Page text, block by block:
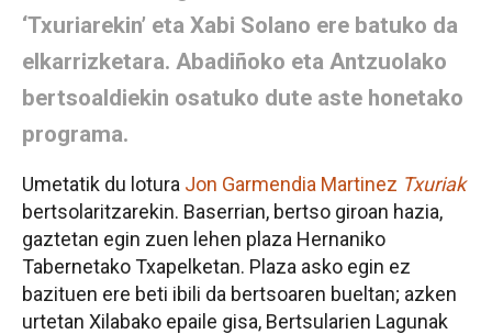
‘Txuriarekin’ eta Xabi Solano ere batuko da
elkarrizketara. Abadiñoko eta Antzuolako
bertsoaldiekin osatuko dute aste honetako
programa.
Umetatik du lotura Jon Garmendia Martinez Txuriak
bertsolaritzarekin. Baserrian, bertso giroan hazia,
gaztetan egin zuen lehen plaza Hernaniko
Tabernetako Txapelketan. Plaza asko egin ez
bazituen ere beti ibili da bertsoaren bueltan; azken
urtetan Xilabako epaile gisa, Bertsularien Lagunak